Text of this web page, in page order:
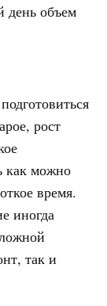
день объем
рост
как можно
время.
иногда
так и